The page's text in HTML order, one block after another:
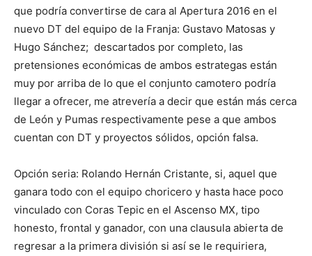
que podría convertirse de cara al Apertura 2016 en el
nuevo DT del equipo de la Franja: Gustavo Matosas y
Hugo Sánchez; descartados por completo, las
pretensiones económicas de ambos estrategas están
muy por arriba de lo que el conjunto camotero podría
llegar a ofrecer, me atrevería a decir que están más cerca
de León y Pumas respectivamente pese a que ambos
cuentan con DT y proyectos sólidos, opción falsa.
Opción seria: Rolando Hernán Cristante, si, aquel que
ganara todo con el equipo choricero y hasta hace poco
vinculado con Coras Tepic en el Ascenso MX, tipo
honesto, frontal y ganador, con una clausula abierta de
regresar a la primera división si así se le requiriera,